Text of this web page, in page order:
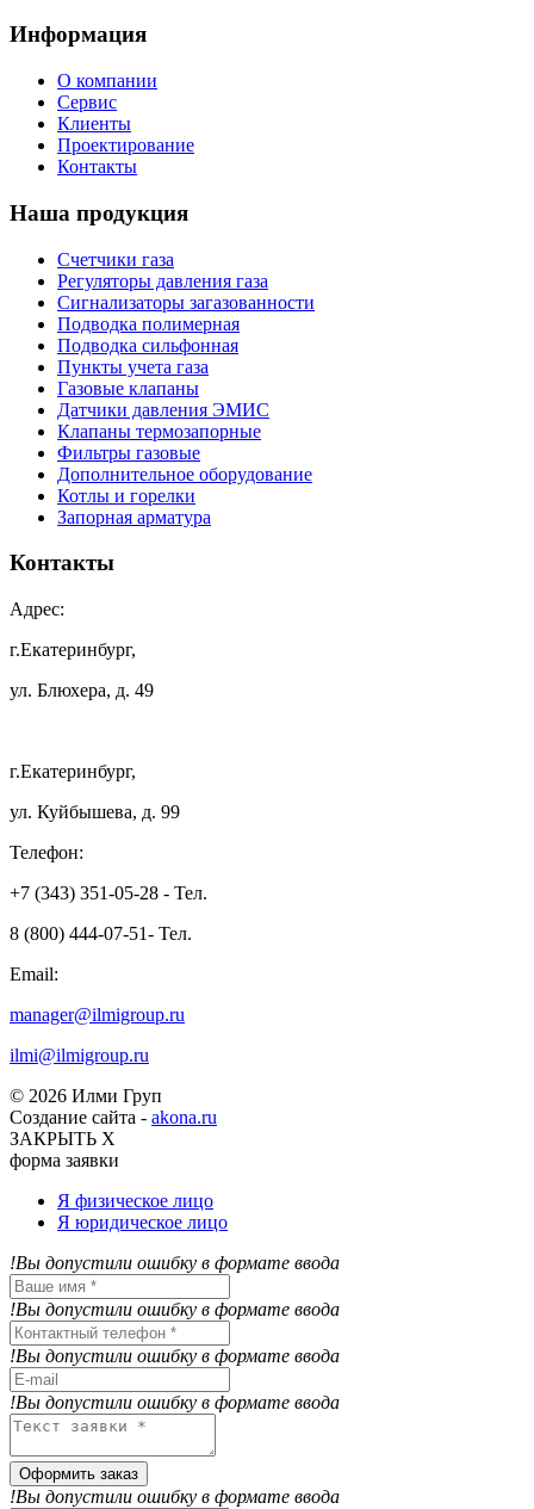
Информация
О компании
Сервис
Клиенты
Проектирование
Контакты
Наша продукция
Счетчики газа
Регуляторы давления газа
Сигнализаторы загазованности
Подводка полимерная
Подводка сильфонная
Пункты учета газа
Газовые клапаны
Датчики давления ЭМИС
Клапаны термозапорные
Фильтры газовые
Дополнительное оборудование
Котлы и горелки
Запорная арматура
Контакты
Адрес:
г.Екатеринбург,
ул. Блюхера, д. 49
г.Екатеринбург,
ул. Куйбышева, д. 99
Телефон:
+7 (343) 351-05-28 - Тел.
8 (800) 444-07-51- Тел.
Email:
manager@ilmigroup.ru
ilmi@ilmigroup.ru
© 2026 Илми Груп
Создание сайта - akona.ru
ЗАКРЫТЬ Х
форма заявки
Я физическое лицо
Я юридическое лицо
!Вы допустили ошибку в формате ввода
!Вы допустили ошибку в формате ввода
!Вы допустили ошибку в формате ввода
!Вы допустили ошибку в формате ввода
Оформить заказ
!Вы допустили ошибку в формате ввода